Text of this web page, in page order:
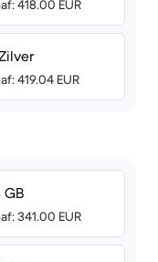
418.00 EUR
419.04 EUR
GB
341.00 EUR